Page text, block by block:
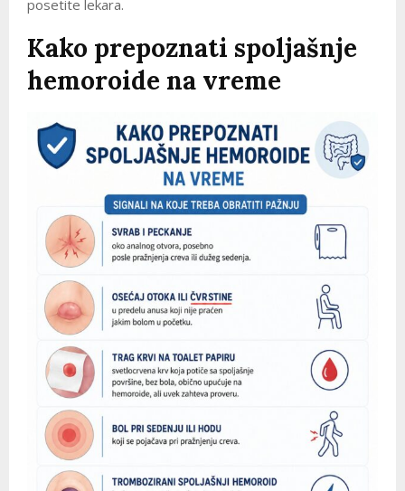
posetite lekara.
Kako prepoznati spoljašnje
hemoroide na vreme